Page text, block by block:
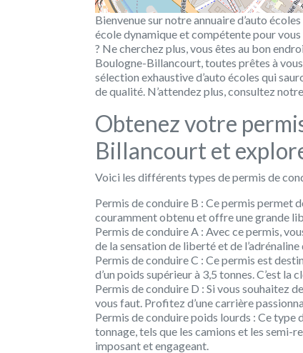
Bienvenue sur notre annuaire d’auto
école dynamique et compétente pour
? Ne cherchez plus, vous êtes au bon
Boulogne-Billancourt, toutes prêtes à
sélection exhaustive d’auto écoles qui
de qualité. N’attendez plus, consultez
Obtenez votre
Billancourt et
Voici les différents types de permis de
Permis de conduire B : Ce permis permet
couramment obtenu et offre une grande
Permis de conduire A : Avec ce permis,
de la sensation de liberté et de
Permis de conduire C : Ce permis est
d’un poids supérieur à 3,5 tonnes. C’est
Permis de conduire D : Si vous souhaitez
vous faut. Profitez d’une carrière
Permis de conduire poids lourds : Ce type
tonnage, tels que les camions et les semi-
imposant et engageant.